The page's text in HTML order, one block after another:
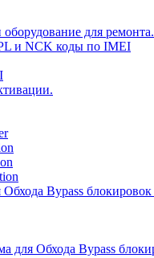
для ремонта.
и NCK коды по IMEI
Bypass
для Обхода Bypass